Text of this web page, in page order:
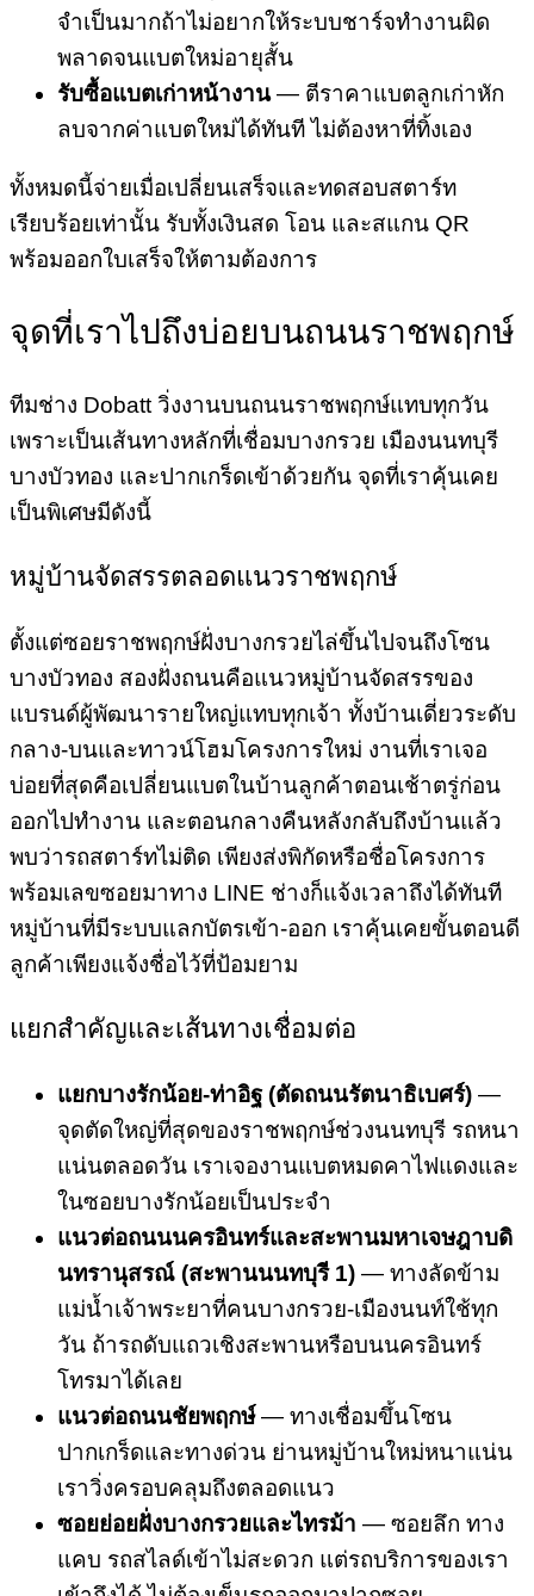
จำเป็นมากถ้าไม่อยากให้ระบบชาร์จทำงานผิด
พลาดจนแบตใหม่อายุสั้น
รับซื้อแบตเก่าหน้างาน— ตีราคาแบตลูกเก่าหัก
ลบจากค่าแบตใหม่ได้ทันที ไม่ต้องหาที่ทิ้งเอง
ทั้งหมดนี้จ่ายเมื่อเปลี่ยนเสร็จและทดสอบสตาร์ท
เรียบร้อยเท่านั้น รับทั้งเงินสด โอน และสแกน QR
พร้อมออกใบเสร็จให้ตามต้องการ
จุดที่เราไปถึงบ่อยบนถนนราชพฤกษ์
ทีมช่าง Dobatt วิ่งงานบนถนนราชพฤกษ์แทบทุกวัน
เพราะเป็นเส้นทางหลักที่เชื่อมบางกรวย เมืองนนทบุรี
บางบัวทอง และปากเกร็ดเข้าด้วยกัน จุดที่เราคุ้นเคย
เป็นพิเศษมีดังนี้
หมู่บ้านจัดสรรตลอดแนวราชพฤกษ์
ตั้งแต่ซอยราชพฤกษ์ฝั่งบางกรวยไล่ขึ้นไปจนถึงโซน
บางบัวทอง สองฝั่งถนนคือแนวหมู่บ้านจัดสรรของ
แบรนด์ผู้พัฒนารายใหญ่แทบทุกเจ้า ทั้งบ้านเดี่ยวระดับ
กลาง-บนและทาวน์โฮมโครงการใหม่ งานที่เราเจอ
บ่อยที่สุดคือเปลี่ยนแบตในบ้านลูกค้าตอนเช้าตรู่ก่อน
ออกไปทำงาน และตอนกลางคืนหลังกลับถึงบ้านแล้ว
พบว่ารถสตาร์ทไม่ติด เพียงส่งพิกัดหรือชื่อโครงการ
พร้อมเลขซอยมาทาง LINE ช่างก็แจ้งเวลาถึงได้ทันที
หมู่บ้านที่มีระบบแลกบัตรเข้า-ออก เราคุ้นเคยขั้นตอนดี
ลูกค้าเพียงแจ้งชื่อไว้ที่ป้อมยาม
แยกสำคัญและเส้นทางเชื่อมต่อ
แยกบางรักน้อย-ท่าอิฐ (ตัดถนนรัตนาธิเบศร์) —
จุดตัดใหญ่ที่สุดของราชพฤกษ์ช่วงนนทบุรี รถหนา
แน่นตลอดวัน เราเจองานแบตหมดคาไฟแดงและ
ในซอยบางรักน้อยเป็นประจำ
แนวต่อถนนนครอินทร์และสะพานมหาเจษฎาบดิ
นทรานุสรณ์ (สะพานนนทบุรี 1) — ทางลัดข้าม
แม่น้ำเจ้าพระยาที่คนบางกรวย-เมืองนนท์ใช้ทุก
วัน ถ้ารถดับแถวเชิงสะพานหรือบนนครอินทร์
โทรมาได้เลย
แนวต่อถนนชัยพฤกษ์— ทางเชื่อมขึ้นโซน
ปากเกร็ดและทางด่วน ย่านหมู่บ้านใหม่หนาแน่น
เราวิ่งครอบคลุมถึงตลอดแนว
ซอยย่อยฝั่งบางกรวยและไทรม้า — ซอยลึก ทาง
แคบ รถสไลด์เข้าไม่สะดวก แต่รถบริการของเรา